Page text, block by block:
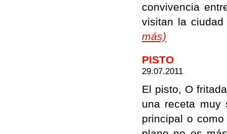
convivencia
visitan la
más)
PISTO
29.07.2011
El pisto, O
una receta muy
principal o